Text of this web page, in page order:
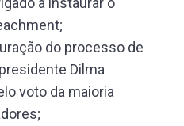
do processo de
Dilma
voto da maioria